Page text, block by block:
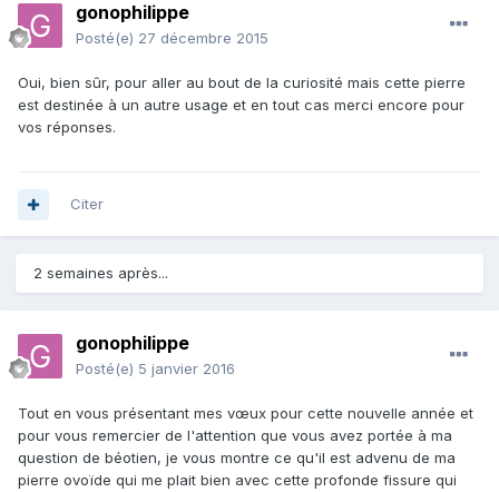
gonophilippe
Posté(e) 27 décembre 2015
Oui, bien sûr, pour aller au bout de la curiosité mais cette pierre
est destinée à un autre usage et en tout cas merci encore pour
vos réponses.
Citer
2 semaines après...
gonophilippe
Posté(e) 5 janvier 2016
Tout en vous présentant mes vœux pour cette nouvelle année et
pour vous remercier de l'attention que vous avez portée à ma
question de béotien, je vous montre ce qu'il est advenu de ma
pierre ovoïde qui me plait bien avec cette profonde fissure qui